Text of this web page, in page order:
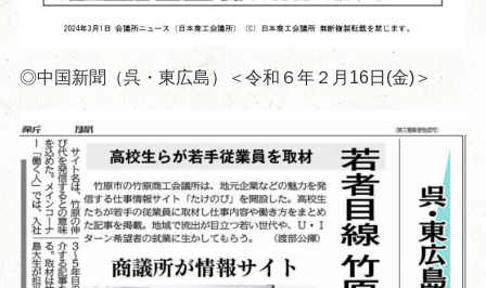
◎中国新聞（呉・東広島）＜令和６年２月16日(金)＞